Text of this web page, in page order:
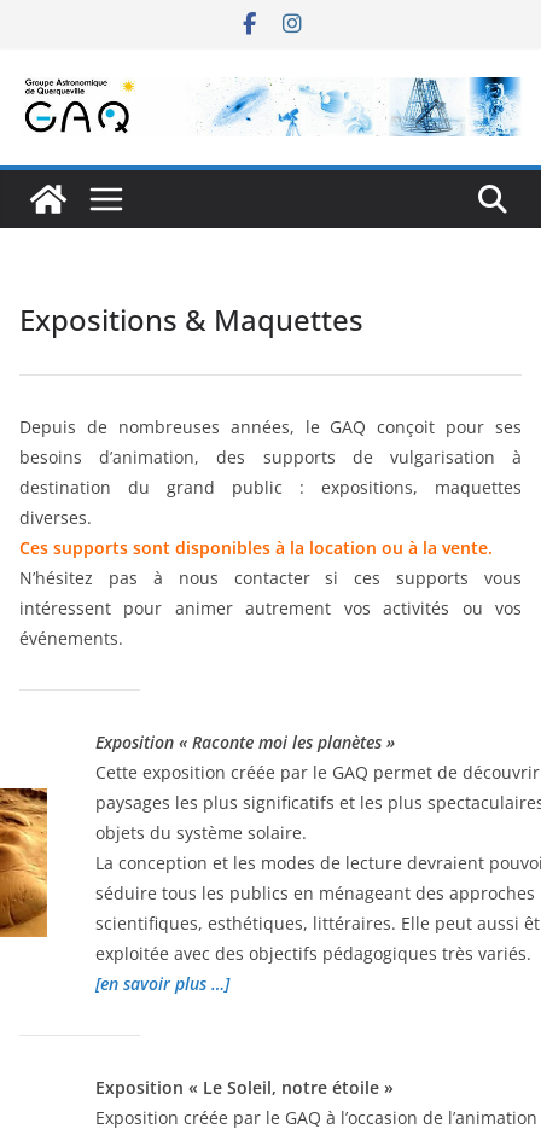
contenu
Expositions & Maquettes
Depuis de nombreuses années, le GAQ conçoit pour ses
besoins d’animation, des supports de vulgarisation à
destination du grand public : expositions, maquettes
diverses.
Ces supports sont disponibles à la location ou à la vente.
N’hésitez pas à nous contacter si ces supports vous
intéressent pour animer autrement vos activités ou vos
événements.
Exposition « Raconte moi les planètes »
Cette exposition créée par le GAQ permet de
paysages les plus significatifs et les plus
objets du système solaire.
La conception et les modes de lecture devraient
séduire tous les publics en ménageant des approches
scientifiques, esthétiques, littéraires. Elle peut aussi
exploitée avec des objectifs pédagogiques très variés.
[en savoir plus …]
Exposition « Le Soleil, notre étoile »
Exposition créée par le GAQ à l’occasion de l’animation